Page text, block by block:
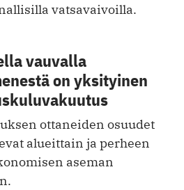
vatsavaivoilla.
vauvalla
on yksityinen
ottaneiden osuudet
alueittain ja perheen
aseman